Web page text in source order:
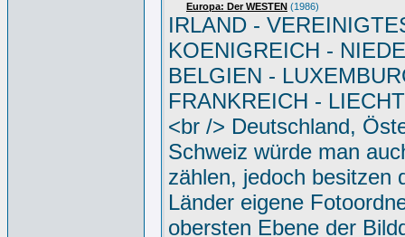
Europa: Der WESTEN (1986)
IRLAND -
KOENIGREICH -
BELGIEN -
FRANKREICH -
<br /> Deutschland,
Schweiz würde man
zählen, jedoch besitzen
Länder eigene
obersten Ebene der